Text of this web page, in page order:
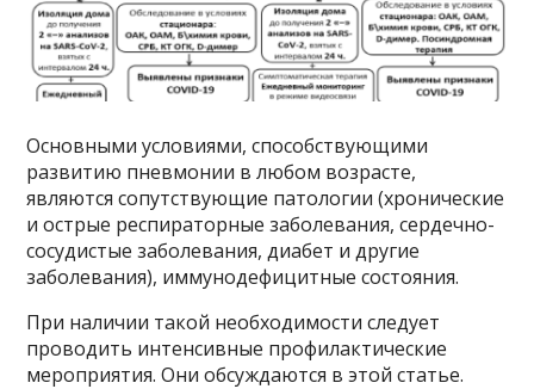
Основными условиями, способствующими
развитию пневмонии в любом возрасте,
являются сопутствующие патологии (хронические
и острые респираторные заболевания, сердечно-
сосудистые заболевания, диабет и другие
заболевания), иммунодефицитные состояния.
При наличии такой необходимости следует
проводить интенсивные профилактические
мероприятия. Они обсуждаются в этой статье.